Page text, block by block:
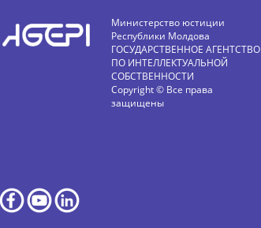
Министерство юстиции
Республики Молдова
ГОСУДАРСТВЕННОЕ АГЕНТСТВО
ПО ИНТЕЛЛЕКТУАЛЬНОЙ
СОБСТВЕННОСТИ
Copyright © Все права
защищены